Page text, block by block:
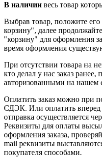
В наличии весь товар
Выбрав товар, положите
корзину", далее
"корзину" для оформления
время оформления
При отсутствии товара на
кто делал у нас заказ ранее,
авторизованными на нашем
Оплатить заказ можно при
СДЭК. Или оплатить вперед
отправка осуществляется
Реквизиты для оплаты
оформления заказа,
mail реквизиты
покупателя способами.